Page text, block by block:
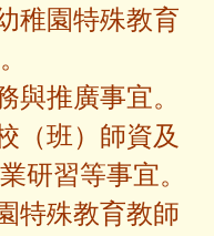
稚園特殊教育
與推廣事宜。
（班）師資及
研習等事宜。
特殊教育教師